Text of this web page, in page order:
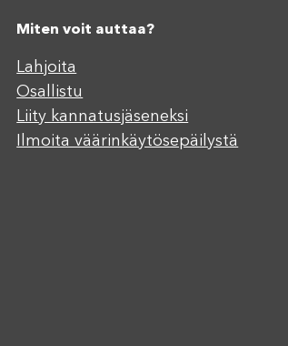
Miten voit auttaa?
Lahjoita
Osallistu
Liity kannatusjäseneksi
Ilmoita väärinkäytösepäilystä